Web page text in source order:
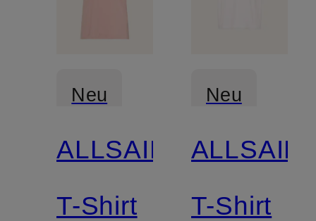
Neu
ALLSAINTS
T-Shirt
Neu
T-Shirt